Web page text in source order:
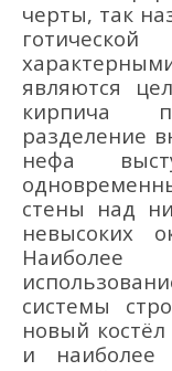
черты, так
являются
кирпича
разделение
нефа
стены над
невысоких
Наиболее
системы
новый костёл
и наиболее